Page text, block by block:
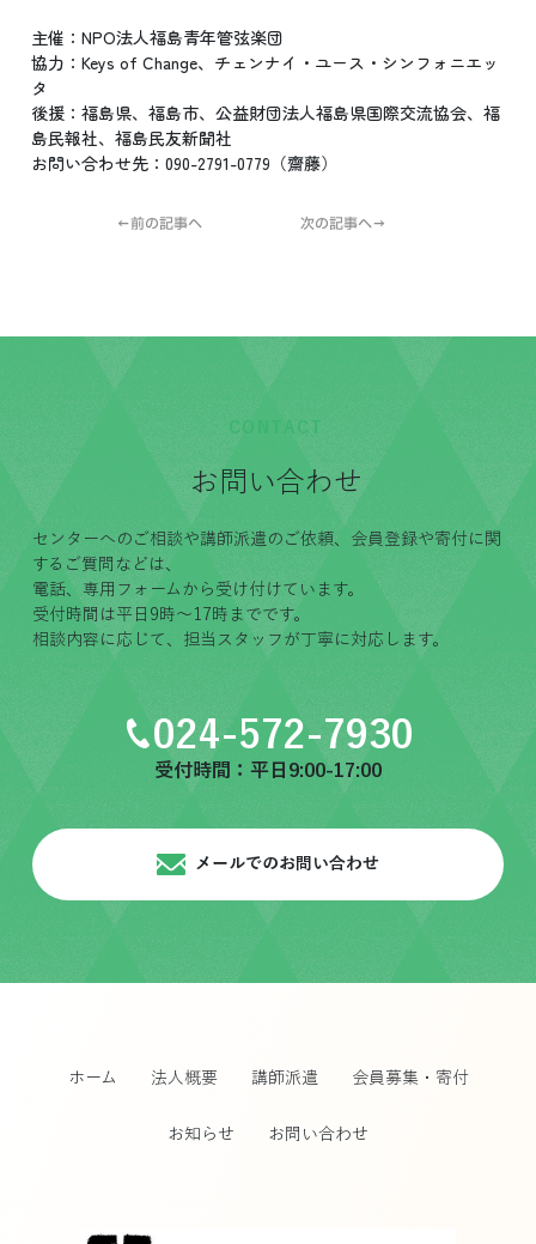
主催：NPO法人福島青年管弦楽団
協力：Keys of Change、チェンナイ・ユース・シンフォニエッ
タ
後援：福島県、福島市、公益財団法人福島県国際交流協会、福
島民報社、福島民友新聞社
お問い合わせ先：090-2791-0779（齋藤）
←前の記事へ 次の記事へ→
CONTACT
お問い合わせ
センターへのご相談や講師派遣のご依頼、会員登録や寄付に関
するご質問などは、
電話、専用フォームから受け付けています。
受付時間は平日9時〜17時までです。
相談内容に応じて、担当スタッフが丁寧に対応します。
024-572-7930
受付時間：平日9:00-17:00
メールでのお問い合わせ
ホーム 法人概要 講師派遣 会員募集・寄付
お知らせ お問い合わせ